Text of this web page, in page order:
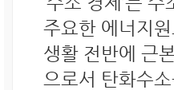
주요한 에너지
생활 전반에 근
으로서 탄화수